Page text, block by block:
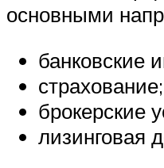
основными
банковские
страхование;
брокерские
лизинговая